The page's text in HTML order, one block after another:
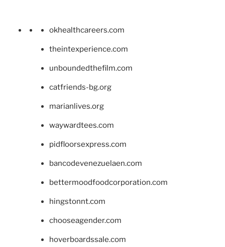
okhealthcareers.com
theintexperience.com
unboundedthefilm.com
catfriends-bg.org
marianlives.org
waywardtees.com
pidfloorsexpress.com
bancodevenezuelaen.com
bettermoodfoodcorporation.com
hingstonnt.com
chooseagender.com
hoverboardssale.com